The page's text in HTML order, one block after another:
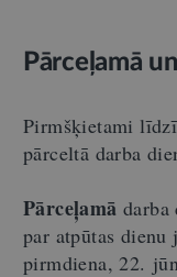
Pārceļamā
Pirmšķietami
pārceltā darba
Pārceļamā darba
par atpūtas dienu
pirmdiena, 22.